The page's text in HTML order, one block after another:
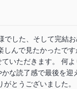
でした、そして完結
しんで見たかったで
いただきます。 何
な読了感で最後を迎
とうございました。